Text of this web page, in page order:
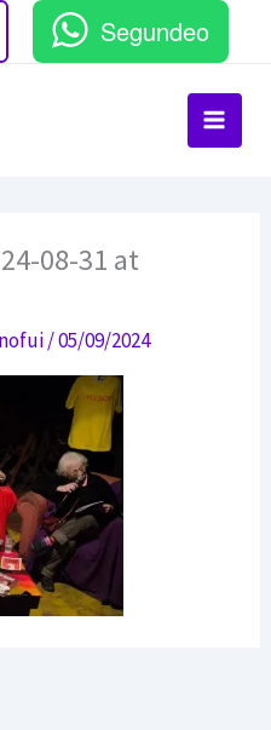
Segundeo
08-31 at
/05/09/2024